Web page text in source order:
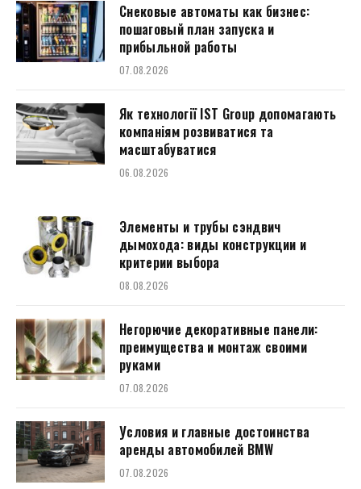
Снековые автоматы как бизнес:
пошаговый план запуска и
прибыльной работы
07.08.2026
Як технології IST Group допомагають
компаніям розвиватися та
масштабуватися
06.08.2026
Элементы и трубы сэндвич
дымохода: виды конструкции и
критерии выбора
08.08.2026
Негорючие декоративные панели:
преимущества и монтаж своими
руками
07.08.2026
Условия и главные достоинства
аренды автомобилей BMW
07.08.2026